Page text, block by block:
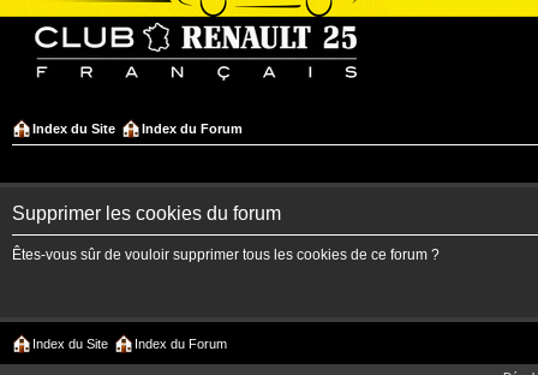
Index du Site Index du Forum
Supprimer les cookies du forum
Êtes-vous sûr de vouloir supprimer tous les cookies de ce forum ?
Index du Site Index du Forum